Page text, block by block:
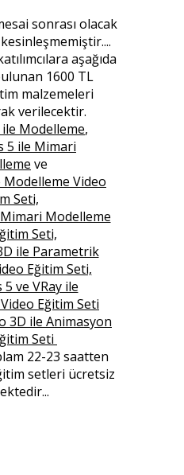
sonrası olacak
aşağıda
1600 TL
malzemeleri
verilecektir.
Modelleme,
5 ile Mimari
ve
Video
Seti,
Modelleme
Seti,
ile Parametrik
Eğitim Seti,
ve VRay ile
Eğitim Seti
3D ile Animasyon
Seti
22-23 saatten
setleri ücretsiz